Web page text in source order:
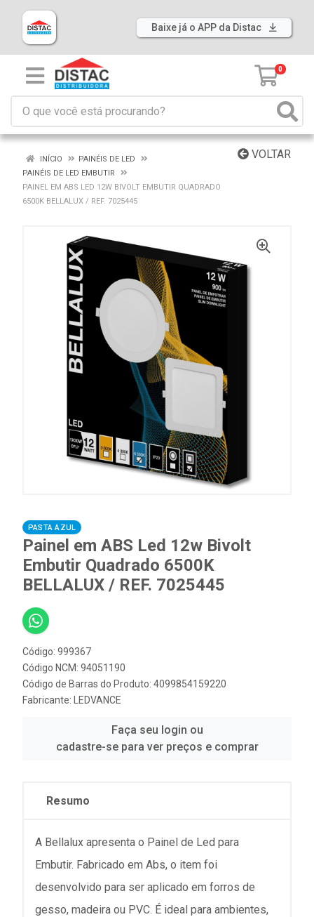
Baixe já o APP da Distac
0
VOLTAR
INÍCIO
PAINÉIS DE LED
PAINÉIS DE LED EMBUTIR
PAINEL EM ABS LED 12W BIVOLT EMBUTIR QUADRADO
6500K BELLALUX / REF. 7025445
PASTA AZUL
Painel em ABS Led 12w Bivolt
Embutir Quadrado 6500K
BELLALUX / REF. 7025445
Código: 999367
Código NCM: 94051190
Código de Barras do Produto: 4099854159220
Fabricante:
LEDVANCE
Faça seu login ou
cadastre-se para ver preços e comprar
Resumo
A Bellalux apresenta o Painel de Led para
Embutir. Fabricado em Abs, o item foi
desenvolvido para ser aplicado em forros de
gesso, madeira ou PVC. É ideal para ambientes,